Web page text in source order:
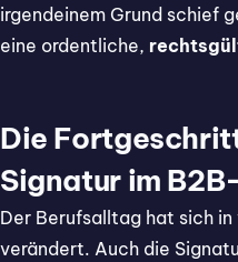
irgendeinem Grund schief
eine ordentliche,
Die
Signatur im
Der Berufsalltag hat sich
verändert. Auch die